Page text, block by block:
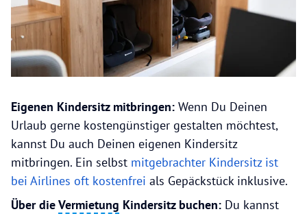
Eigenen Kindersitz mitbringen: Wenn Du Deinen
Urlaub gerne kostengünstiger gestalten möchtest,
kannst Du auch Deinen eigenen Kindersitz
mitbringen. Ein selbst mitgebrachter Kindersitz ist
bei Airlines oft kostenfrei als Gepäckstück inklusive.
Über dieVermietung Kindersitz buchen: Du kannst